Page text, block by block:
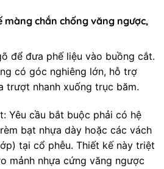
màng chắn chống văng ngược,
để đưa phế liệu vào buồng cắt.
có góc nghiêng lớn, hỗ trợ
trượt nhanh xuống trục băm.
Yêu cầu bắt buộc phải có hệ
bạt nhựa dày hoặc các vách
tại cổ phễu. Thiết kế này triệt
mảnh nhựa cứng văng ngược